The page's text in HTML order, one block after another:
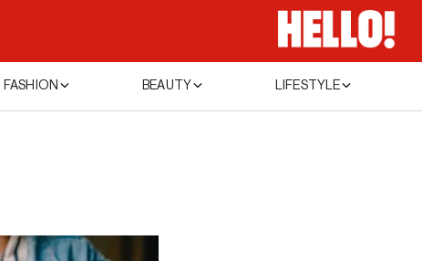
FASHION BEAUTY LIFESTYLE